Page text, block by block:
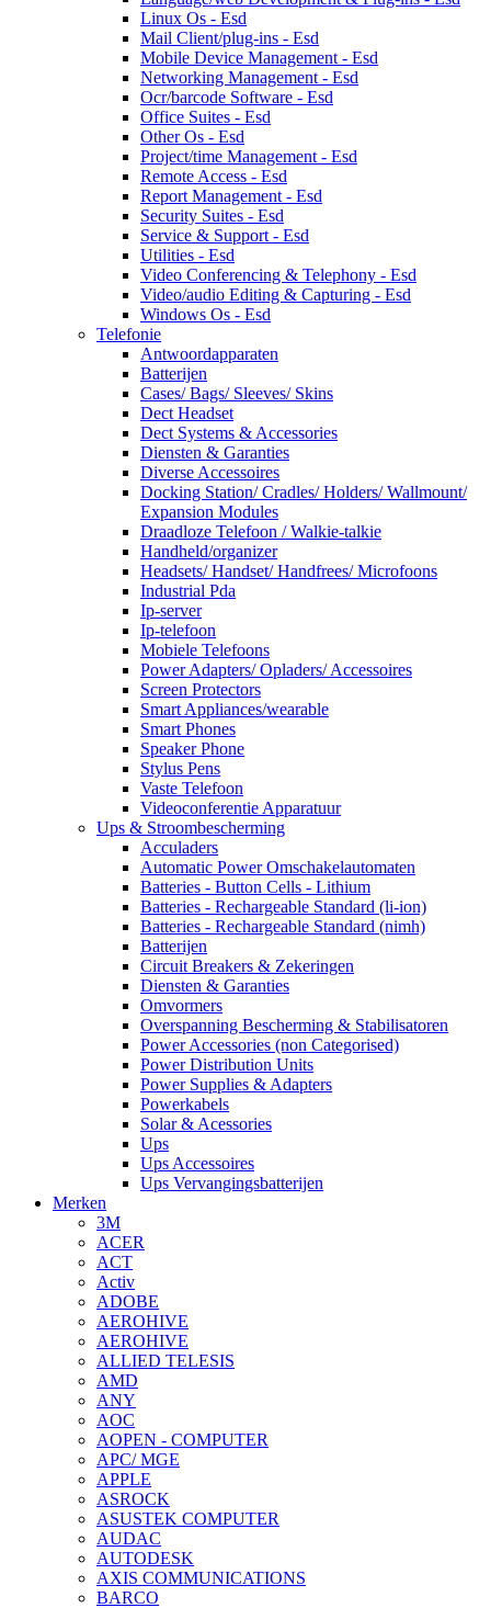
Linux Os - Esd
Mail Client/plug-ins - Esd
Mobile Device Management - Esd
Networking Management - Esd
Ocr/barcode Software - Esd
Office Suites - Esd
Other Os - Esd
Project/time Management - Esd
Remote Access - Esd
Report Management - Esd
Security Suites - Esd
Service & Support - Esd
Utilities - Esd
Video Conferencing & Telephony - Esd
Video/audio Editing & Capturing - Esd
Windows Os - Esd
Telefonie
Antwoordapparaten
Batterijen
Cases/ Bags/ Sleeves/ Skins
Dect Headset
Dect Systems & Accessories
Diensten & Garanties
Diverse Accessoires
Docking Station/ Cradles/ Holders/ Wallmount/
Expansion Modules
Draadloze Telefoon / Walkie-talkie
Handheld/organizer
Headsets/ Handset/ Handfrees/ Microfoons
Industrial Pda
Ip-server
Ip-telefoon
Mobiele Telefoons
Power Adapters/ Opladers/ Accessoires
Screen Protectors
Smart Appliances/wearable
Smart Phones
Speaker Phone
Stylus Pens
Vaste Telefoon
Videoconferentie Apparatuur
Ups & Stroombescherming
Acculaders
Automatic Power Omschakelautomaten
Batteries - Button Cells - Lithium
Batteries - Rechargeable Standard (li-ion)
Batteries - Rechargeable Standard (nimh)
Batterijen
Circuit Breakers & Zekeringen
Diensten & Garanties
Omvormers
Overspanning Bescherming & Stabilisatoren
Power Accessories (non Categorised)
Power Distribution Units
Power Supplies & Adapters
Powerkabels
Solar & Acessories
Ups
Ups Accessoires
Ups Vervangingsbatterijen
Merken
3M
ACER
ACT
Activ
ADOBE
AEROHIVE
AEROHIVE
ALLIED TELESIS
AMD
ANY
AOC
AOPEN - COMPUTER
APC/ MGE
APPLE
ASROCK
ASUSTEK COMPUTER
AUDAC
AUTODESK
AXIS COMMUNICATIONS
BARCO